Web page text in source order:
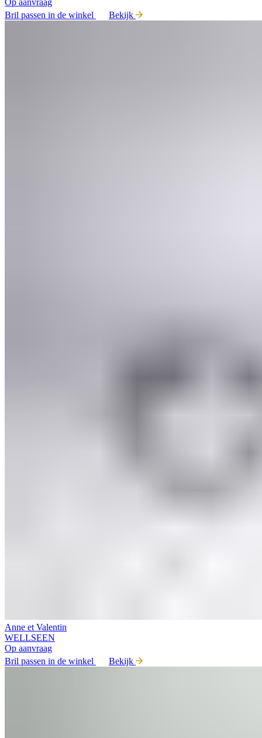
Bril passen in de winkel
Bekijk
Anne et Valentin
WELLSEEN
Op aanvraag
Bril passen in de winkel
Bekijk